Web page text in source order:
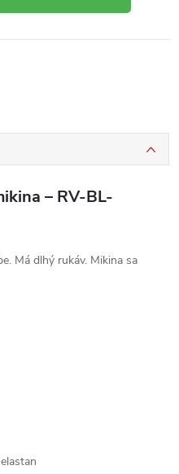
– RV-BL-
Má dlhý rukáv. Mikina sa